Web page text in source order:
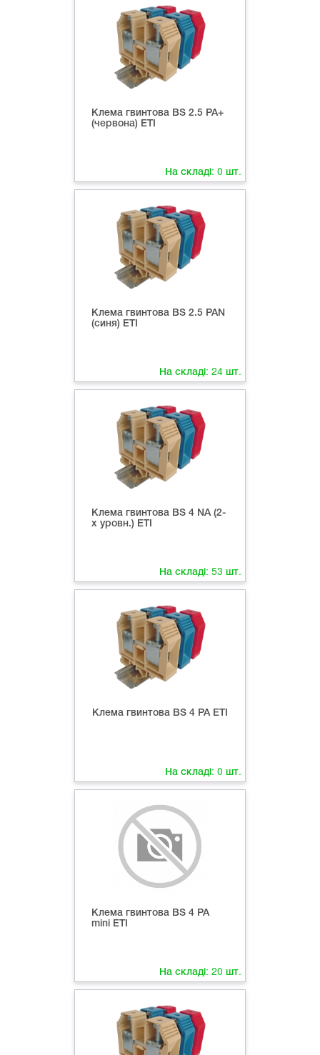
Клема гвинтова ВS 2.5 PA+
(червона) ETI
На складі: 0 шт.
Клема гвинтова ВS 2.5 PAN
(синя) ETI
На складі: 24 шт.
Клема гвинтова ВS 4 NA (2-
х уровн.) ETI
На складі: 53 шт.
Клема гвинтова ВS 4 PA ETI
На складі: 0 шт.
Клема гвинтова ВS 4 PA
mini ETI
На складі: 20 шт.